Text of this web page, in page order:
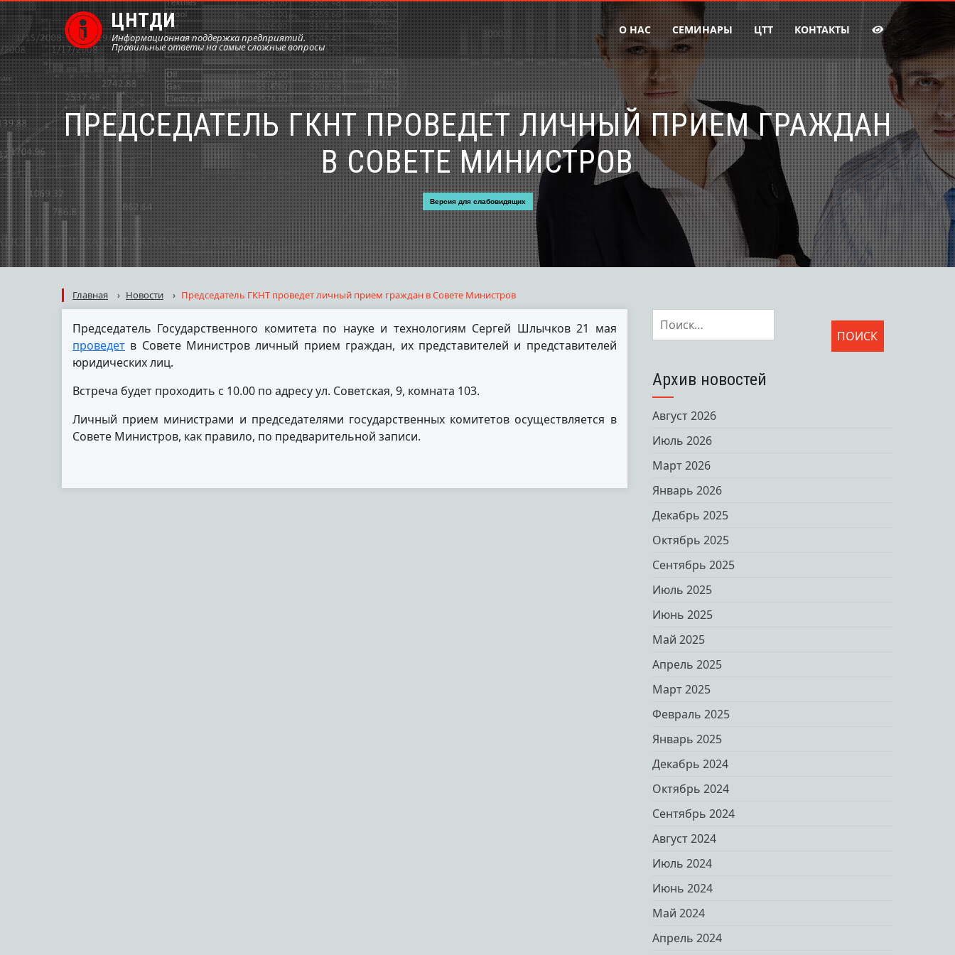
ЦНТДИ
Информационная поддержка предприятий.
Правильные ответы на самые сложные вопросы
О НАС СЕМИНАРЫ ЦТТ КОНТАКТЫ
ПРЕДСЕДАТЕЛЬ ГКНТ ПРОВЕДЕТ ЛИЧНЫЙ ПРИЕМ ГРАЖДАН
В СОВЕТЕ МИНИСТРОВ
Версия для слабовидящих
Главная › Новости › Председатель ГКНТ проведет личный прием граждан в Совете Министров
Председатель Государственного комитета по науке и технологиям Сергей Шлычков 21 мая
проведет в Совете Министров личный прием граждан, их представителей и представителей
юридических лиц.
Встреча будет проходить с 10.00 по адресу ул. Советская, 9, комната 103.
Личный прием министрами и председателями государственных комитетов осуществляется в
Совете Министров, как правило, по предварительной записи.
Найти:
Архив новостей
Август 2026
Июль 2026
Март 2026
Январь 2026
Декабрь 2025
Октябрь 2025
Сентябрь 2025
Июль 2025
Июнь 2025
Май 2025
Апрель 2025
Март 2025
Февраль 2025
Январь 2025
Декабрь 2024
Октябрь 2024
Сентябрь 2024
Август 2024
Июль 2024
Июнь 2024
Май 2024
Апрель 2024